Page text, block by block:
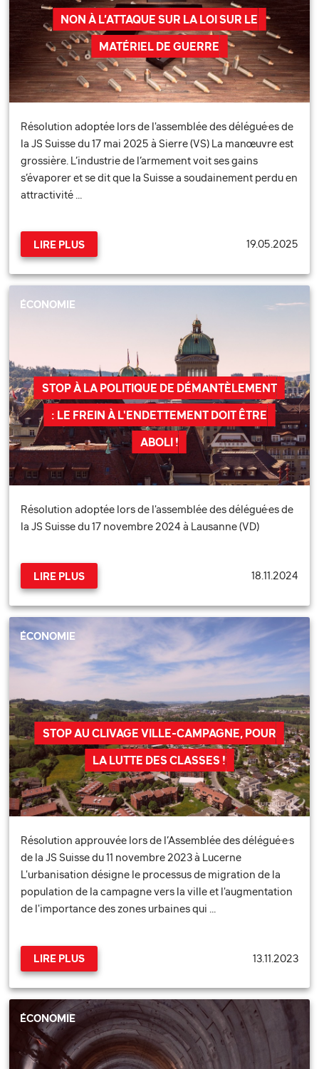
NON À L’ATTAQUE SUR LA LOI SUR LE
MATÉRIEL DE GUERRE
Résolution adoptée lors de l'assemblée des délégué·es de
la JS Suisse du 17 mai 2025 à Sierre (VS) La manœuvre est
grossière. L’industrie de l’armement voit ses gains
s’évaporer et se dit que la Suisse a soudainement perdu en
attractivité …
LIRE PLUS 19.05.2025
STOP À LA POLITIQUE DE DÉMANTÈLEMENT
: LE FREIN À L'ENDETTEMENT DOIT ÊTRE
ABOLI !
ÉCONOMIE
Résolution adoptée lors de l'assemblée des délégué·es de
la JS Suisse du 17 novembre 2024 à Lausanne (VD)
LIRE PLUS 18.11.2024
STOP AU CLIVAGE VILLE-CAMPAGNE, POUR
LA LUTTE DES CLASSES !
ÉCONOMIE
Résolution approuvée lors de l’Assemblée des délégué·e·s
de la JS Suisse du 11 novembre 2023 à Lucerne
L'urbanisation désigne le processus de migration de la
population de la campagne vers la ville et l'augmentation
de l'importance des zones urbaines qui …
LIRE PLUS 13.11.2023
ÉCONOMIE